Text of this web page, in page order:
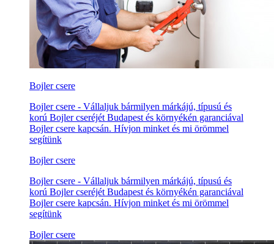
Bojler csere
Bojler csere - Vállaljuk bármilyen márkájú, típusú és
korú Bojler cseréjét Budapest és környékén garanciával
Bojler csere kapcsán. Hívjon minket és mi örömmel
segítünk
Bojler csere
Bojler csere - Vállaljuk bármilyen márkájú, típusú és
korú Bojler cseréjét Budapest és környékén garanciával
Bojler csere kapcsán. Hívjon minket és mi örömmel
segítünk
Bojler csere